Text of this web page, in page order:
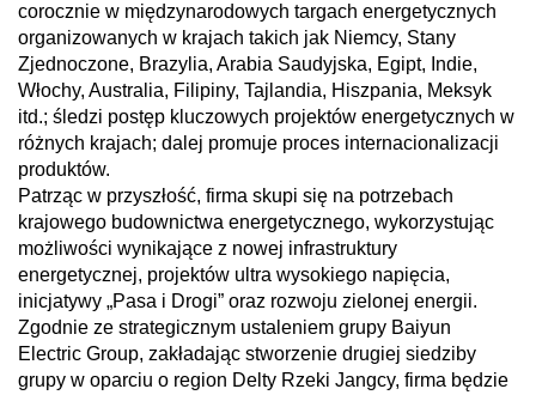
corocznie w międzynarodowych targach energetycznych
organizowanych w krajach takich jak Niemcy, Stany
Zjednoczone, Brazylia, Arabia Saudyjska, Egipt, Indie,
Włochy, Australia, Filipiny, Tajlandia, Hiszpania, Meksyk
itd.; śledzi postęp kluczowych projektów energetycznych w
różnych krajach; dalej promuje proces internacionalizacji
produktów.
Patrząc w przyszłość, firma skupi się na potrzebach
krajowego budownictwa energetycznego, wykorzystując
możliwości wynikające z nowej infrastruktury
energetycznej, projektów ultra wysokiego napięcia,
inicjatywy „Pasa i Drogi” oraz rozwoju zielonej energii.
Zgodnie ze strategicznym ustaleniem grupy Baiyun
Electric Group, zakładając stworzenie drugiej siedziby
grupy w oparciu o region Delty Rzeki Jangcy, firma będzie